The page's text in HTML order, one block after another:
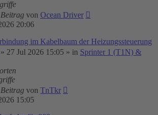
von Ocean Driver
20:06
im Kabelbaum der Heizungssteuerung
» 27 Jul 2026 15:05 » in Sprinter 1 (T1N) &
von TnTkr
15:05